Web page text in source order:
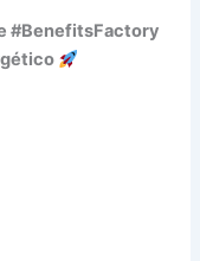
#BenefitsFactory